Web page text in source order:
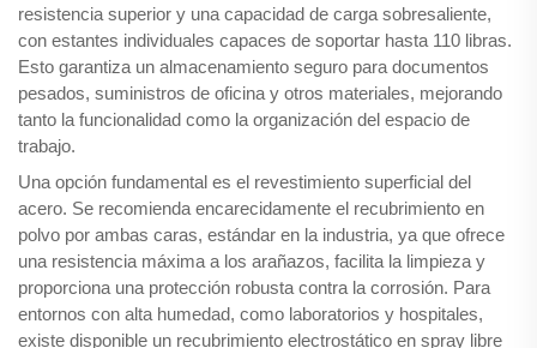
resistencia superior y una capacidad de carga sobresaliente,
con estantes individuales capaces de soportar hasta 110 libras.
Esto garantiza un almacenamiento seguro para documentos
pesados, suministros de oficina y otros materiales, mejorando
tanto la funcionalidad como la organización del espacio de
trabajo.
Una opción fundamental es el revestimiento superficial del
acero. Se recomienda encarecidamente el recubrimiento en
polvo por ambas caras, estándar en la industria, ya que ofrece
una resistencia máxima a los arañazos, facilita la limpieza y
proporciona una protección robusta contra la corrosión. Para
entornos con alta humedad, como laboratorios y hospitales,
existe disponible un recubrimiento electrostático en spray libre